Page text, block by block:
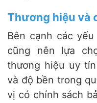
Thương hiệu và
Bên cạnh các
cũng nên lựa
thương hiệu uy
và độ bền trong
vị có chính sách